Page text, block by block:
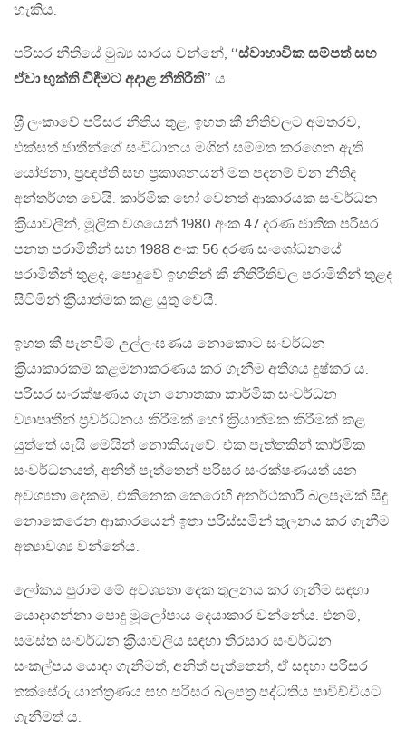
හැකිය.
පරිසර නීතියේ මුඛ්‍ය සාරය වන්නේ, ‘‘ස්වාභාවික සම්පත් සහ
ඒවා භුක්ති විඳීමට අදාළ නීතිරීති’’ ය.
ශ‍්‍රී ලංකාවේ පරිසර නීතිය තුළ, ඉහත කී නීතිවලට අමතරව,
එක්සත් ජාතීන්ගේ සංවිධානය මගින් සම්මත කරගෙන ඇති
යෝජනා, ප‍්‍රඥප්ති සහ ප‍්‍රකාශනයන් මත පදනම් වන නීතිද
අන්තර්ගත වෙයි. කාර්මික හෝ වෙනත් ආකාරයක සංවර්ධන
ක‍්‍රියාවලීන්, මූලික වශයෙන් 1980 අංක 47 දරණ ජාතික පරිසර
පනත පරාමිතීන් සහ 1988 අංක 56 දරණ සංශෝධනයේ
පරාමිතීන් තුළද, පොදුවේ ඉහතින් කී නීතිරීතිවල පරාමිතීන් තුළද
සිටිමින් ක‍්‍රියාත්මක කළ යුතු වෙයි.
ඉහත කී පැනවීම් උල්ලංඝණය නොකොට සංවර්ධන
ක‍්‍රියාකාරකම් කළමනාකරණය කර ගැනීම අතිශය දුෂ්කර ය.
පරිසර සංරක්ෂණය ගැන නොතකා කාර්මික සංවර්ධන
ව්‍යාපෘතීන් ප‍්‍රවර්ධනය කිරීමක් හෝ ක‍්‍රියාත්මක කිරීමක් කළ
යුත්තේ යැයි මෙයින් නොකියැවේ. එක පැත්තකින් කාර්මික
සංවර්ධනයත්, අනිත් පැත්තෙන් පරිසර සංරක්ෂණයත් යන
අවශ්‍යතා දෙකම, එකිනෙක කෙරෙහි අනර්ථකාරී බලපෑමක් සිදු
නොකෙරෙන ආකාරයෙන් ඉතා පරිස්සමින් තුලනය කර ගැනීම
අත්‍යාවශ්‍ය වන්නේය.
ලෝකය පුරාම මේ අවශ්‍යතා දෙක තුලනය කර ගැනීම සඳහා
යොදාගන්නා පොදු මූලෝපාය දෙයාකාර වන්නේය. එනම්,
සමස්ත සංවර්ධන ක‍්‍රියාවලිය සඳහා තිරසාර සංවර්ධන
සංකල්පය යොදා ගැනීමත්, අනිත් පැත්තෙන්, ඒ සඳහා පරිසර
තක්සේරු යාන්ත‍්‍රණය සහ පරිසර බලපත‍්‍ර පද්ධතිය පාවිච්චියට
ගැනීමත් ය.